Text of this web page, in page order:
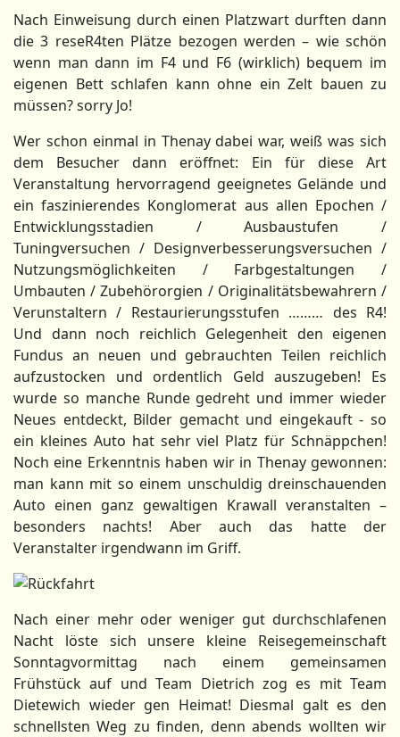
Nach Einweisung durch einen Platzwart durften dann
die 3 reseR4ten Plätze bezogen werden – wie schön
wenn man dann im F4 und F6 (wirklich) bequem im
eigenen Bett schlafen kann ohne ein Zelt bauen zu
müssen? sorry Jo!
Wer schon einmal in Thenay dabei war, weiß was sich
dem Besucher dann eröffnet: Ein für diese Art
Veranstaltung hervorragend geeignetes Gelände und
ein faszinierendes Konglomerat aus allen Epochen /
Entwicklungsstadien / Ausbaustufen /
Tuningversuchen / Designverbesserungsversuchen /
Nutzungsmöglichkeiten / Farbgestaltungen /
Umbauten / Zubehörorgien / Originalitätsbewahrern /
Verunstaltern / Restaurierungsstufen ……… des R4!
Und dann noch reichlich Gelegenheit den eigenen
Fundus an neuen und gebrauchten Teilen reichlich
aufzustocken und ordentlich Geld auszugeben! Es
wurde so manche Runde gedreht und immer wieder
Neues entdeckt, Bilder gemacht und eingekauft - so
ein kleines Auto hat sehr viel Platz für Schnäppchen!
Noch eine Erkenntnis haben wir in Thenay gewonnen:
man kann mit so einem unschuldig dreinschauenden
Auto einen ganz gewaltigen Krawall veranstalten –
besonders nachts! Aber auch das hatte der
Veranstalter irgendwann im Griff.
Nach einer mehr oder weniger gut durchschlafenen
Nacht löste sich unsere kleine Reisegemeinschaft
Sonntagvormittag nach einem gemeinsamen
Frühstück auf und Team Dietrich zog es mit Team
Dietewich wieder gen Heimat! Diesmal galt es den
schnellsten Weg zu finden, denn abends wollten wir